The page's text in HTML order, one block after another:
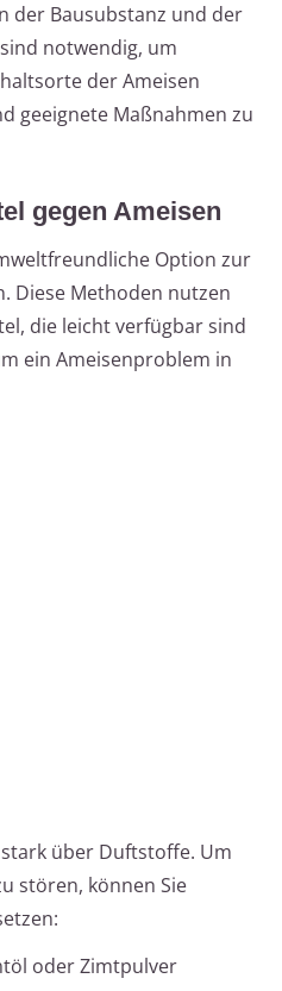
der Bausubstanz und der
notwendig, um
der Ameisen
geeignete Maßnahmen zu
gegen Ameisen
Option zur
Diese Methoden nutzen
die leicht verfügbar sind
ein Ameisenproblem in
über Duftstoffe. Um
stören, können Sie
oder Zimtpulver